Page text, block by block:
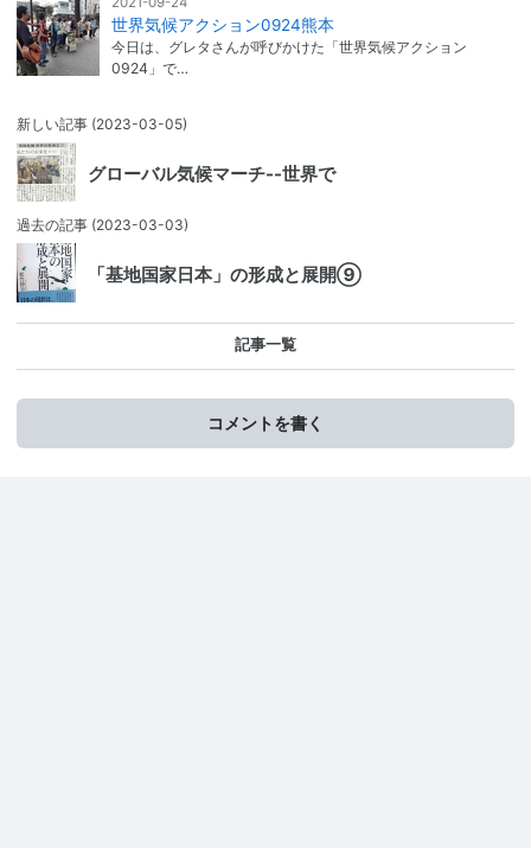
世界気候アクション0924熊本
今日は、グレタさんが呼びかけた「世界気候アクション
0924」で…
新しい記事 (2023-03-05)
グローバル気候マーチ--世界で
過去の記事 (2023-03-03)
「基地国家日本」の形成と展開⑨
記事一覧
コメントを書く